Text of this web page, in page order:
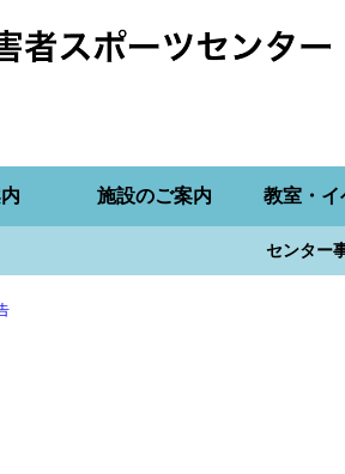
施設のご案内 教室・イ
センター